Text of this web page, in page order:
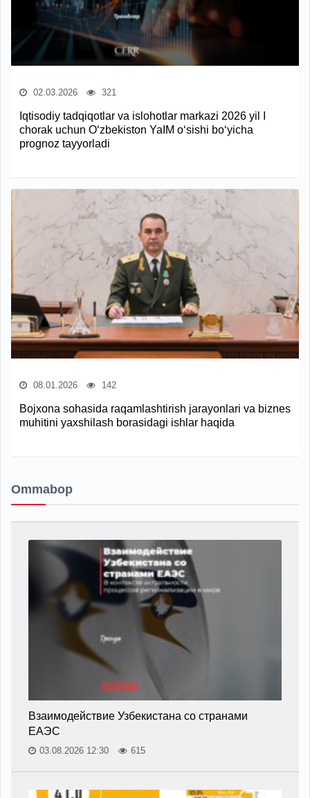
02.03.2026 321
Iqtisodiy tadqiqotlar va islohotlar markazi 2026 yil I
chorak uchun O‘zbekiston YaIM o‘sishi bo‘yicha
prognoz tayyorladi
08.01.2026 142
Bojxona sohasida raqamlashtirish jarayonlari va biznes
muhitini yaxshilash borasidagi ishlar haqida
Ommabop
Взаимодействие Узбекистана со странами
ЕАЭС
03.08.2026 12:30 615